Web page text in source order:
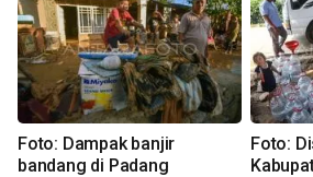
Foto: Dampak banjir
bandang di Padang
Foto: